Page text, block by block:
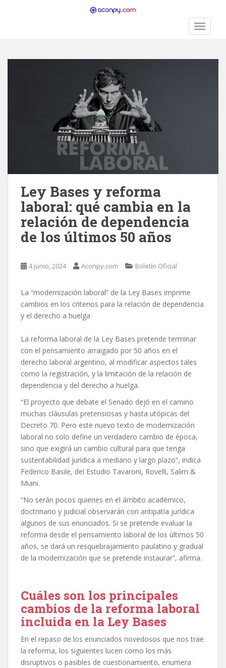
Ley Bases y reforma
laboral: qué cambia en la
relación de dependencia
de los últimos 50 años
4 junio, 2024 Aconpy.com Boletín Oficial
La “modernización laboral” de la Ley Bases imprime
cambios en los criterios para la relación de dependencia
y el derecho a huelga
La reforma laboral de la Ley Bases pretende terminar
con el pensamiento arraigado por 50 años en el
derecho laboral argentino, al modificar aspectos tales
como la registración, y la limitación de la relación de
dependencia y del derecho a huelga.
“El proyecto que debate el Senado dejó en el camino
muchas cláusulas pretensiosas y hasta utópicas del
Decreto 70. Pero este nuevo texto de modernización
laboral no solo define un verdadero cambio de época,
sino que exigirá un cambio cultural para que tenga
sustentabilidad jurídica a mediano y largo plazo”, indica
Federico Basile, del Estudio Tavaroni, Rovelli, Salim &
Miani.
“No serán pocos quienes en el ámbito académico,
doctrinario y judicial observarán con antipatía jurídica
algunos de sus enunciados. Si se pretende evaluar la
reforma desde el pensamiento laboral de los últimos 50
años, se dará un resquebrajamiento paulatino y gradual
de la modernización que se pretende instaurar”, afirma.
Cuáles son los principales
cambios de la reforma laboral
incluida en la Ley Bases
En el repaso de los enunciados novedosos que nos trae
la reforma, los siguientes lucen como los más
disruptivos o pasibles de cuestionamiento, enumera